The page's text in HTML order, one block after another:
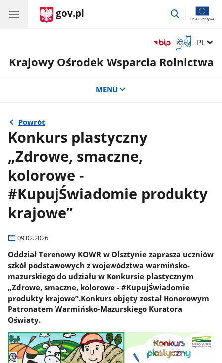
gov.pl
przejdź
Otwórz
okno
z
Zmień
PL
Krajowy Ośrodek Wsparcia Rolnictwa
MENU
Powrót
Konkurs plastyczny
„Zdrowe, smaczne,
kolorowe -
#KupujŚwiadomie produkty
krajowe”
09.02.2026
Oddział Terenowy KOWR w Olsztynie zaprasza uczniów
szkół podstawowych z województwa warmińsko-
mazurskiego do udziału w Konkursie plastycznym
„Zdrowe, smaczne, kolorowe - #KupujŚwiadomie
produkty krajowe”.Konkurs objęty został Honorowym
Patronatem Warmińsko-Mazurskiego Kuratora
Oświaty.